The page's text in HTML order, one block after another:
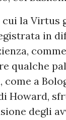
la Virtus
in
qualche
come a
Howard,
degli